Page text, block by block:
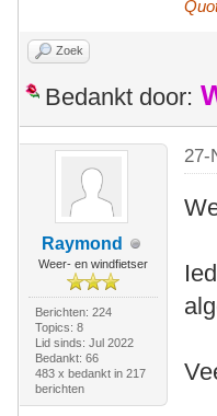
Zoek
Bedankt door:
Raymond
Weer- en windfietser
Berichten: 224
Topics: 8
Lid sinds: Jul 2022
Bedankt: 66
483 x bedankt in 217
berichten
27-